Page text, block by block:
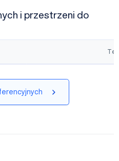
i przestrzeni do